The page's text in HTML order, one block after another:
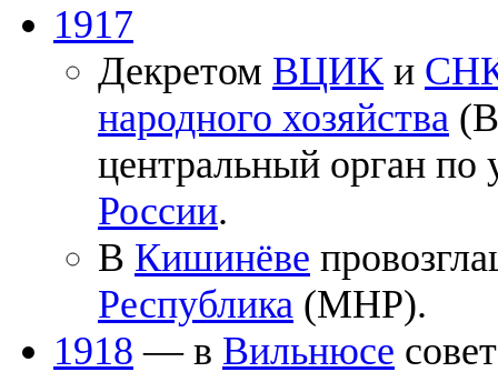
1917
Декретом ВЦИК и
народного хозяйства
центральный орган
России.
В Кишинёве
Республика (МНР).
1918 — в Вильнюсе